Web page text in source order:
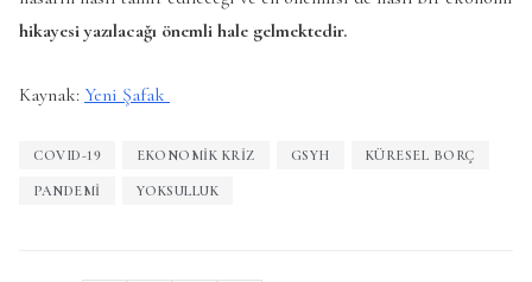
hikayesi yazılacağı önemli hale gelmektedir.
Kaynak: Yeni Şafak
COVID-19 EKONOMIK KRIZ GSYH KÜRESEL BORÇ
PANDEMI YOKSULLUK